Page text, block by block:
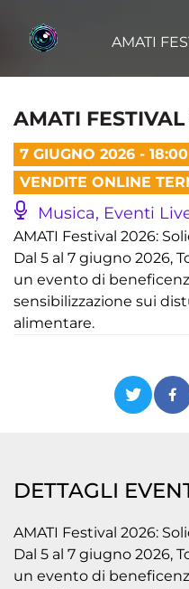
AMATI
AMATI
7 GIUGNO 2026 - 18:00
VENDITE ONLINE
Musica, Eventi
AMATI Festival 2026:
Dal 5 al 7 giugno 2026,
un evento di
sensibilizzazione sui
alimentare.
DETTAGLI
AMATI Festival 2026:
Dal 5 al 7 giugno 2026,
un evento di